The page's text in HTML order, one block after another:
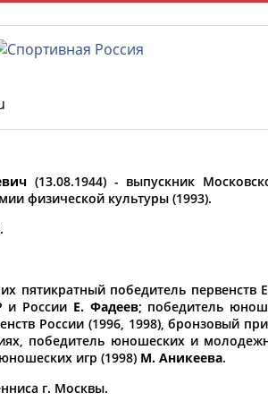
Просмотры
материалов
платформы за
У кого сегодня день рождения?
(13.08.1944) - выпускник
физической культуры (1993).
пятикратный победитель
и России Е. Фадеев; победитель
России (1996, 1998), бронзовый
победитель юношеских и
игр (1998) М. Аникеева.
г. Москвы.